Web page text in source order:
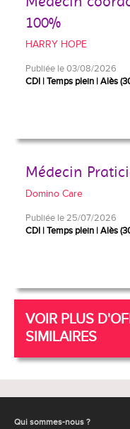
100%
HARRY HOPE
Publiée le 03/08/2026
CDI Temps plein Alès
Médecin
Domino Care
Publiée le 25/07/2026
CDI Temps plein Alès
VOIR PLUS
SIMILAIRES
Qui sommes-nous ?